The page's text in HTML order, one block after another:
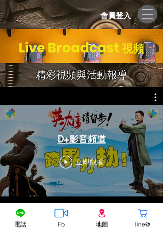
會員登入
Live Broadcast視頻
​精彩視頻與活動報導
D+影音頻道
立即觀看
© 2020 Copyright Double+ Share free shop
電話 Fb 地圖 line@